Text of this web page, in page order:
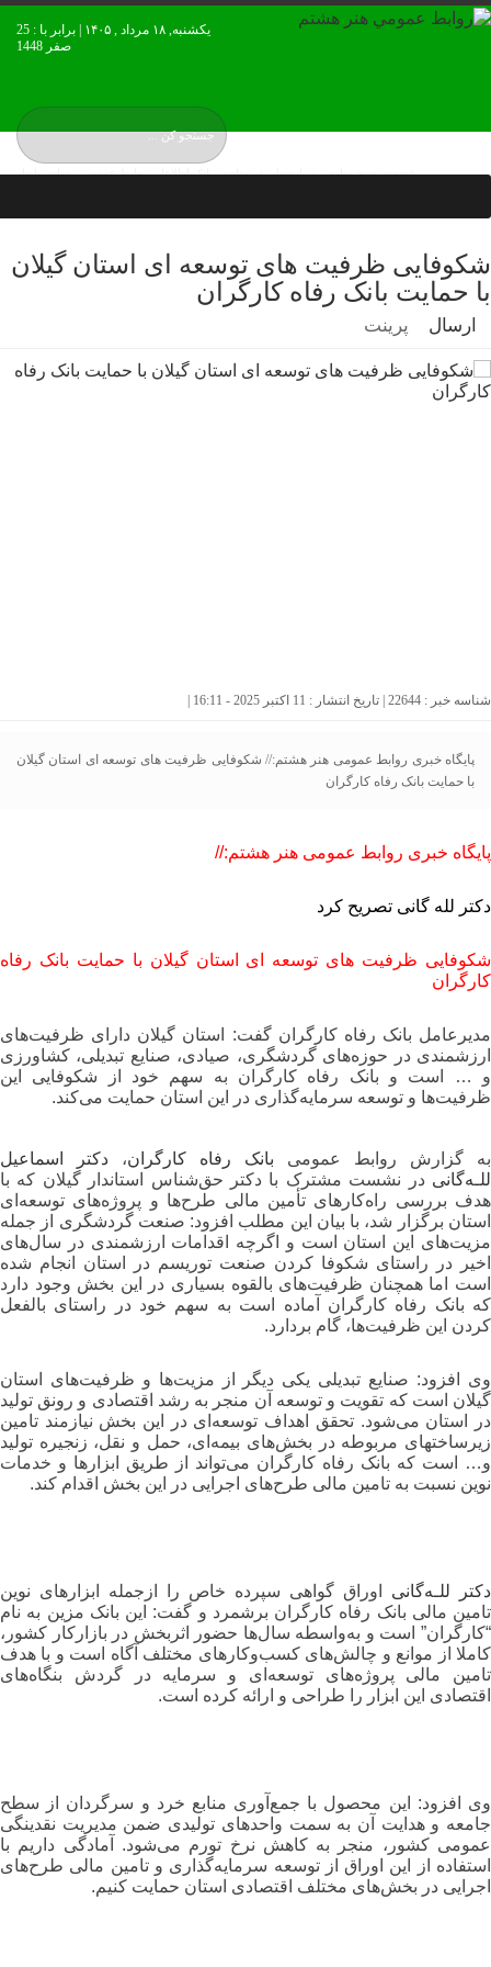
تماس با ما
ثبت نام در بانک اطلاعات روابط عمومی
درباره ما عضويت در خبرنامه
یکشنبه, ۱۸ مرداد , ۱۴۰۵ | برابر با : 25
صفر 1448
شکوفایی ظرفیت های توسعه ای استان گیلان
با حمایت بانک رفاه کارگران
ارسال پرینت
شناسه خبر : 22644 | تاریخ انتشار : 11 اکتبر 2025 - 16:11 |
پایگاه خبری روابط عمومی هنر هشتم:// شکوفایی ظرفیت های توسعه ای استان گیلان
با حمایت بانک رفاه کارگران
پایگاه خبری روابط عمومی هنر هشتم://
دکتر لله گانی تصریح کرد
شکوفایی ظرفیت های توسعه ای استان گیلان با حمایت بانک رفاه
کارگران
مدیرعامل بانک رفاه کارگران گفت: استان گیلان دارای ظرفیت‌های
ارزشمندی در حوزه‌های گردشگری، صیادی، صنایع تبدیلی، کشاورزی
و … است و بانک رفاه کارگران به سهم خود از شکوفایی این
ظرفیت‌ها و توسعه سرمایه‌گذاری در این استان حمایت می‌کند.
به گزارش روابط عمومی بانک رفاه کارگران، دکتر اسماعیل
للـه‌گانی در نشست مشترک با دکتر حق‌شناس استاندار گیلان که با
هدف بررسی راه‌کارهای تأمین مالی طرح‌ها و پروژه‌های توسعه‌ای
استان برگزار شد، با بیان این مطلب افزود: صنعت گردشگری از جمله
مزیت‌های این استان است و اگرچه اقدامات ارزشمندی در سال‌های
اخیر در راستای شکوفا کردن صنعت توریسم در استان انجام شده
است اما همچنان ظرفیت‌های بالقوه‌ بسیاری در این بخش وجود دارد
که بانک رفاه کارگران آماده است به سهم خود در راستای بالفعل
کردن این ظرفیت‌ها، گام بردارد.
وی افزود: صنایع تبدیلی یکی دیگر از مزیت‌ها و ظرفیت‌های استان
گیلان است که تقویت و توسعه آن منجر به رشد اقتصادی و رونق تولید
در استان می‌شود. تحقق اهداف توسعه‌ای در این بخش نیازمند تامین
زیرساخت‎های مربوطه در بخش‌های بیمه‌ای، حمل و نقل، زنجیره تولید
و… است که بانک رفاه کارگران می‌تواند از طریق ابزارها و خدمات
نوین نسبت به تامین مالی طرح‌های اجرایی در این بخش اقدام کند.
دکتر للـه‌گانی اوراق گواهی سپرده خاص را ازجمله ابزارهای نوین
تامین مالی بانک رفاه کارگران برشمرد و گفت: این بانک مزین به نام
“کارگران” است و به‌واسطه سال‌ها حضور اثربخش در بازارکار کشور،
کاملا از موانع و چالش‌های کسب‌وکارهای مختلف آگاه است و با هدف
تامین مالی پروژه‌های توسعه‌ای و سرمایه در گردش بنگاه‌های
اقتصادی این ابزار را طراحی و ارائه کرده است.
وی افزود: این محصول با جمع‌آوری منابع خرد و سرگردان از سطح
جامعه و هدایت آن به سمت واحدهای تولیدی ضمن مدیریت نقدینگی
عمومی کشور، منجر به کاهش نرخ تورم می‌شود. آمادگی داریم با
استفاده از این اوراق از توسعه سرمایه‌گذاری و تامین مالی طرح‌های
اجرایی در بخش‌های مختلف اقتصادی استان حمایت کنیم.